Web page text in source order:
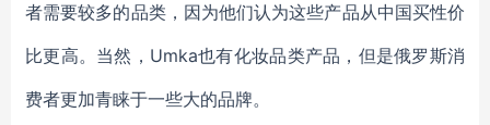
者需要较多的品类，因为他们认为这些产品从中国买性价
比更高。当然，Umka也有化妆品类产品，但是俄罗斯消
费者更加青睐于一些大的品牌。